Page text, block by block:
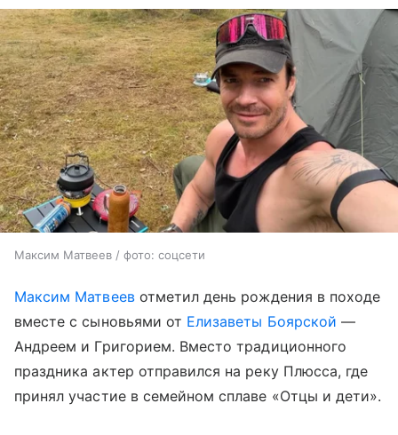
Максим Матвеев / фото: соцсети
Максим Матвеевотметил день рождения в походе
вместе с сыновьями от Елизаветы Боярской —
Андреем и Григорием. Вместо традиционного
праздника актер отправился на реку Плюсса, где
принял участие в семейном сплаве «Отцы и дети».